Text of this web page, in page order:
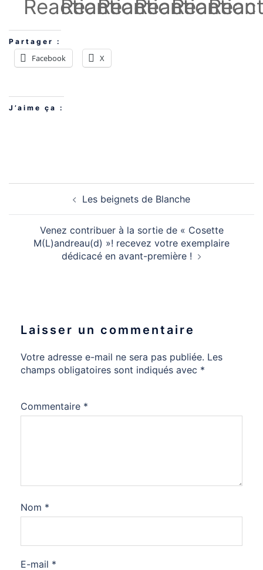
Partager :
Facebook X
J’aime ça :
Les beignets de Blanche
Venez contribuer à la sortie de « Cosette
M(L)andreau(d) »! recevez votre exemplaire
dédicacé en avant-première !
Laisser un commentaire
Votre adresse e-mail ne sera pas publiée. Les
champs obligatoires sont indiqués avec *
Commentaire *
Nom *
E-mail *